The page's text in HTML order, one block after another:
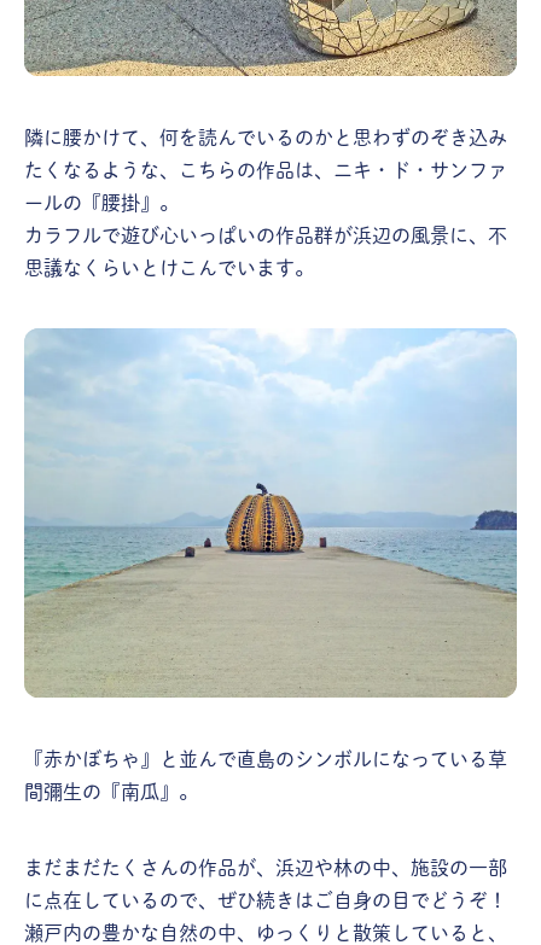
隣に腰かけて、何を読んでいるのかと思わずのぞき込み
たくなるような、こちらの作品は、ニキ・ド・サンファ
ールの『腰掛』。
カラフルで遊び心いっぱいの作品群が浜辺の風景に、不
思議なくらいとけこんでいます。
『赤かぼちゃ』と並んで直島のシンボルになっている草
間彌生の『南瓜』。
まだまだたくさんの作品が、浜辺や林の中、施設の一部
に点在しているので、ぜひ続きはご自身の目でどうぞ！
瀬戸内の豊かな自然の中、ゆっくりと散策していると、